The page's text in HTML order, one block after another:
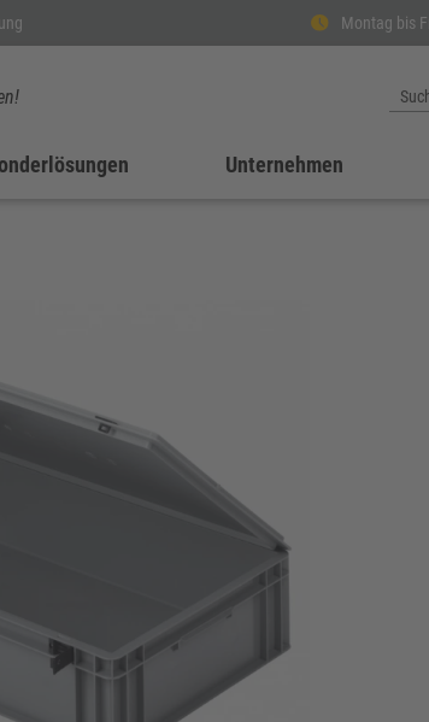
Montag bis
Unternehmen